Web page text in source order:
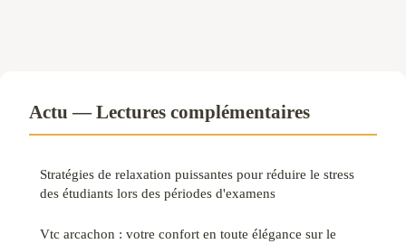
Actu — Lectures complémentaires
Stratégies de relaxation puissantes pour réduire le stress
des étudiants lors des périodes d'examens
Vtc arcachon : votre confort en toute élégance sur le